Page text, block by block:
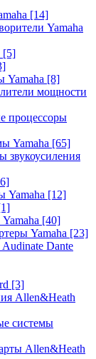
[14]
Yamaha
[5]
Yamaha [8]
мощности
процессоры
Yamaha [65]
звукоусиления
Yamaha [12]
[40]
Yamaha [23]
Dante
[3]
Allen&Heath
системы
Allen&Heath